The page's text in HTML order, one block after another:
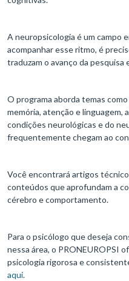
A neuropsicologia é um campo
acompanhar esse ritmo, é
traduzam o avanço da pesquisa
O programa aborda temas
memória, atenção e linguagem,
condições neurológicas e do
frequentemente chegam ao
Você encontrará artigos
conteúdos que aprofundam a
cérebro e comportamento.
Para o psicólogo que deseja
nessa área, o PRONEUROPSI
psicologia rigorosa e
aqui.